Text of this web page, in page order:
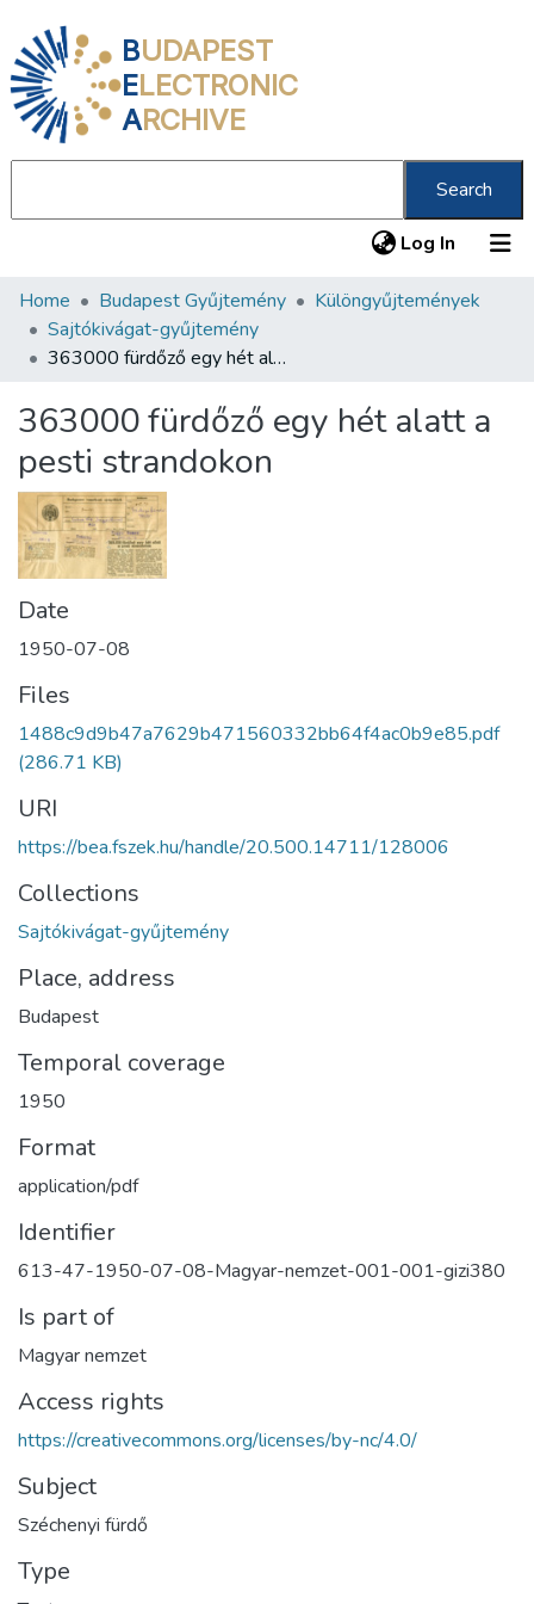
BUDAPEST
ELECTRONIC
ARCHIVE
Search
Log In (current)
Communities & Collections
All of DSpace
About us
Home Budapest Gyűjtemény
Különgyűjtemények
Sajtókivágat-gyűjtemény
363000 fürdőző egy hét alatt a pesti strandokon
363000 fürdőző egy hét alatt a
pesti strandokon
Date
1950-07-08
Files
1488c9d9b47a7629b471560332bb64f4ac0b9e85.pdf
(286.71 KB)
URI
https://bea.fszek.hu/handle/20.500.14711/128006
Collections
Sajtókivágat-gyűjtemény
Place, address
Budapest
Temporal coverage
1950
Format
application/pdf
Identifier
613-47-1950-07-08-Magyar-nemzet-001-001-gizi380
Is part of
Magyar nemzet
Access rights
https://creativecommons.org/licenses/by-nc/4.0/
Subject
Széchenyi fürdő
Type